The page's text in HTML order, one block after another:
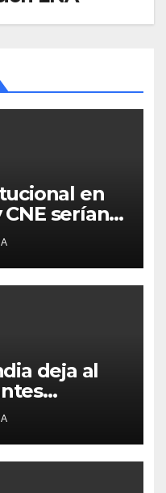
en
serían
de 2026
deja al